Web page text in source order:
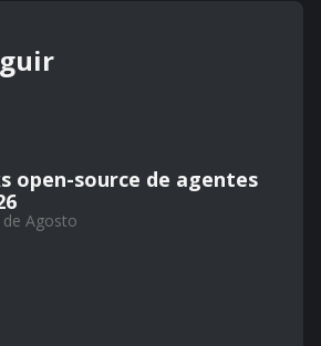
open-source de agentes
de Agosto